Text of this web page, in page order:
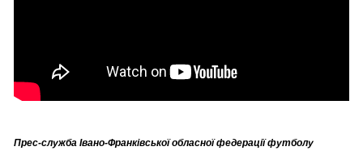
Прес-служба Івано-Франківської обласної федерації футболу